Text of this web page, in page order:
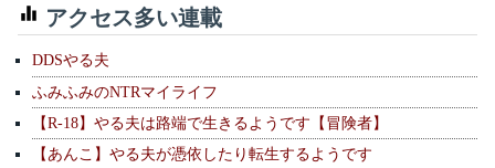
アクセス多い連載
DDSやる夫
ふみふみのNTRマイライフ
【R-18】やる夫は路端で生きるようです【冒険者】
【あんこ】やる夫が憑依したり転生するようです